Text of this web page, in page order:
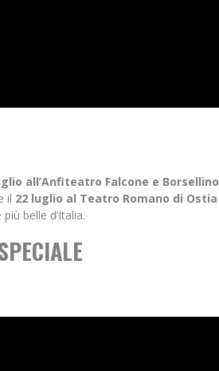
all’Anfiteatro Falcone e Borsellino
il 22 luglio al Teatro Romano di Ostia
belle d’Italia.